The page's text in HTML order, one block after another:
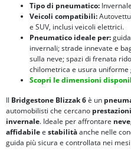
Tipo di pneumatico:
Veicoli compatibili:
e SUV, inclusi veicoli elettrici.
Pneumatico ideale per:
invernali; strade innevate e
sulla neve; spazi di frenata
chilometrica e usura uniforme
Scopri le dimensioni
Il Bridgestone Blizzak 6è un
automobilisti che cercano
invernale. Ideale per affrontare neve
affidabilee stabilitàanche nelle
guida più sicura e controllata nei